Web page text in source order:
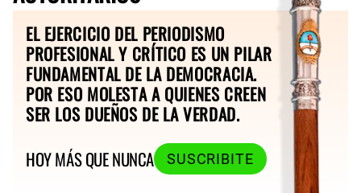
EL EJERCICIO DEL PERIODISMO
PROFESIONAL Y CRÍTICO ES UN PILAR
FUNDAMENTAL DE LA DEMOCRACIA.
POR ESO MOLESTA A QUIENES CREEN
SER LOS DUEÑOS DE LA VERDAD.
HOY MÁS QUE NUNCA
SUSCRIBITE